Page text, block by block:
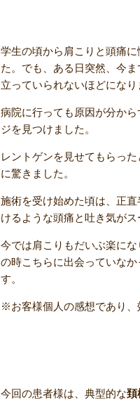
学生の頃から肩こりと頭痛
た。でも、ある日突然、今
立っていられないほどになり
病院に行っても原因が分か
ジを見つけました。
レントゲンを見せてもらっ
に驚きました。
施術を受け始めた頃は、正
けるような頭痛と吐き気がス
今では肩こりもだいぶ楽に
の時こちらに出会っていな
す。
※お客様個人の感想であり、
今回の患者様は、典型的な頚